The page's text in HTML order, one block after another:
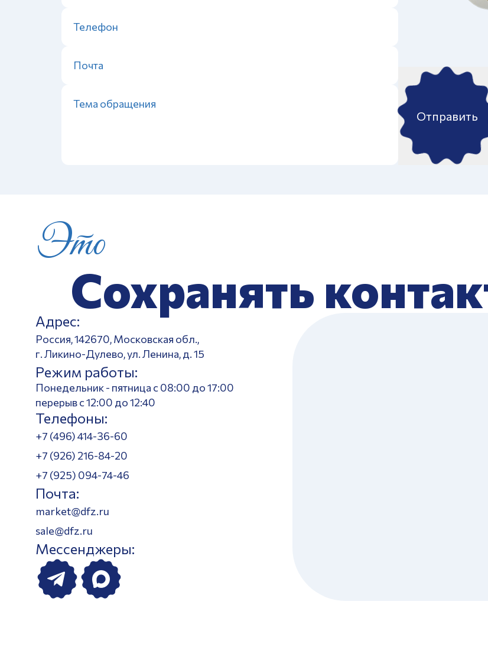
Отправить
Это
Сохранять
Адрес:
Россия, 142670, Московская обл.,
г. Ликино-Дулево, ул. Ленина, д. 15
Режим работы:
Понедельник - пятница с 08:00 до 17:00
перерыв с 12:00 до 12:40
Телефоны:
+7 (496) 414-36-60
+7 (926) 216-84-20
+7 (925) 094-74-46
Почта:
market@dfz.ru
sale@dfz.ru
Мессенджеры: